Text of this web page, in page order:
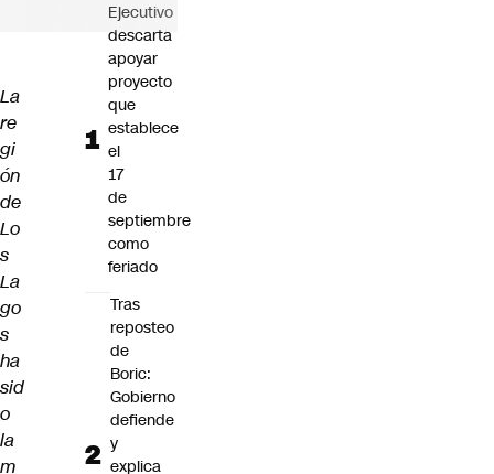
La
re
gi
ón
de
Lo
s
La
go
s
ha
sid
o
la
m
Ejecutivo
descarta
apoyar
proyecto
que
establece
el
17
de
septiembre
como
feriado
Tras
reposteo
de
Boric:
Gobierno
defiende
y
explica